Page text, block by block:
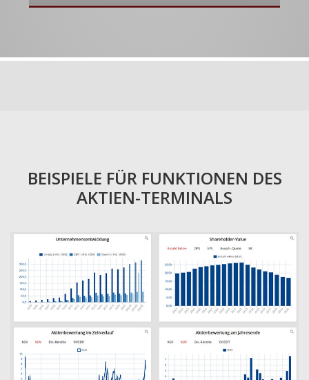
BEISPIELE FÜR FUNKTIONEN DES
AKTIEN-TERMINALS